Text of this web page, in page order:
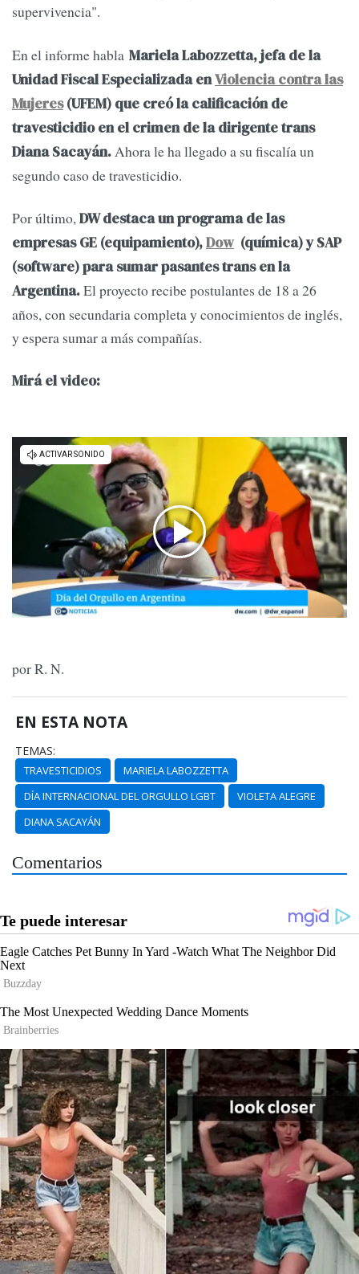
supervivencia".
En el informe habla Mariela Labozzetta, jefa de la
Unidad Fiscal Especializada enViolencia contra las
Mujeres(UFEM) que creó la calificación de
travesticidio en el crimen de la dirigente trans
Diana Sacayán.Ahora le ha llegado a su fiscalía un
segundo caso de travesticidio.
Por último,DW destaca un programa de las
empresas GE (equipamiento),Dow(química) y SAP
(software) para sumar pasantes trans en la
Argentina.El proyecto recibe postulantes de 18 a 26
años, con secundaria completa y conocimientos de inglés,
y espera sumar a más compañías.
Mirá el video:
por R. N.
EN ESTA NOTA
TEMAS:
TRAVESTICIDIOS
MARIELA LABOZZETTA
DÍA INTERNACIONAL DEL ORGULLO LGBT
VIOLETA ALEGRE
DIANA SACAYÁN
Comentarios